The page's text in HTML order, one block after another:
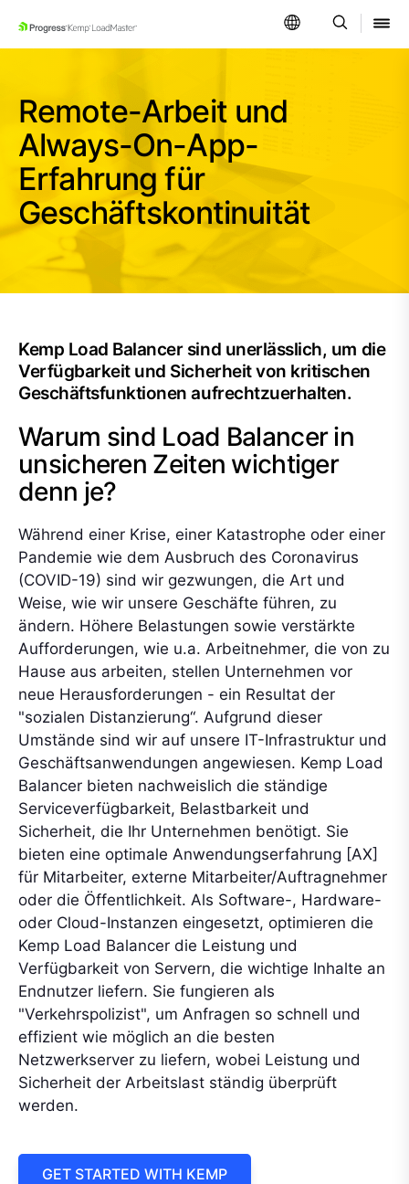
SKIP NAVIGATION
Remote-Arbeit und
Always-On-App-
Erfahrung für
Geschäftskontinuität
Kemp Load Balancer sind unerlässlich, um die
Verfügbarkeit und Sicherheit von kritischen
Geschäftsfunktionen aufrechtzuerhalten.
Warum sind Load Balancer in
unsicheren Zeiten wichtiger
denn je?
Während einer Krise, einer Katastrophe oder einer
Pandemie wie dem Ausbruch des Coronavirus
(COVID-19) sind wir gezwungen, die Art und
Weise, wie wir unsere Geschäfte führen, zu
ändern. Höhere Belastungen sowie verstärkte
Aufforderungen, wie u.a. Arbeitnehmer, die von zu
Hause aus arbeiten, stellen Unternehmen vor
neue Herausforderungen - ein Resultat der
"sozialen Distanzierung“. Aufgrund dieser
Umstände sind wir auf unsere IT-Infrastruktur und
Geschäftsanwendungen angewiesen. Kemp Load
Balancer bieten nachweislich die ständige
Serviceverfügbarkeit, Belastbarkeit und
Sicherheit, die Ihr Unternehmen benötigt. Sie
bieten eine optimale Anwendungserfahrung [AX]
für Mitarbeiter, externe Mitarbeiter/Auftragnehmer
oder die Öffentlichkeit. Als Software-, Hardware-
oder Cloud-Instanzen eingesetzt, optimieren die
Kemp Load Balancer die Leistung und
Verfügbarkeit von Servern, die wichtige Inhalte an
Endnutzer liefern. Sie fungieren als
"Verkehrspolizist", um Anfragen so schnell und
effizient wie möglich an die besten
Netzwerkserver zu liefern, wobei Leistung und
Sicherheit der Arbeitslast ständig überprüft
werden.
GET STARTED WITH KEMP